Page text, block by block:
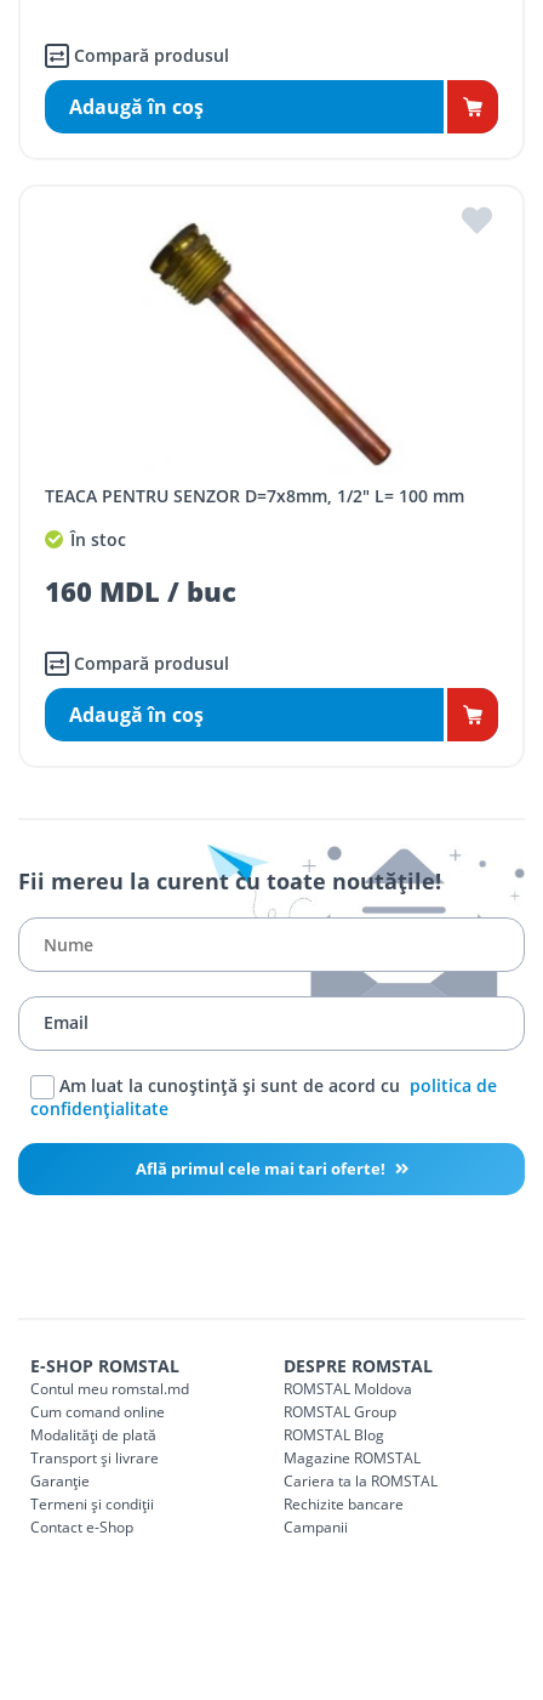
Compară produsul
Adaugă în coş
TEACA PENTRU SENZOR D=7x8mm, 1/2" L= 100 mm
În stoc
160 MDL / buc
Compară produsul
Adaugă în coş
Fii mereu la curent cu toate noutățile!
Am luat la cunoștință și sunt de acord cu politica de
confidențialitate
Află primul cele mai tari oferte!
E-SHOP ROMSTAL
Contul meu romstal.md
Cum comand online
Modalități de plată
Transport și livrare
Garanție
Termeni și condiții
Contact e-Shop
DESPRE ROMSTAL
ROMSTAL Moldova
ROMSTAL Group
ROMSTAL Blog
Magazine ROMSTAL
Cariera ta la ROMSTAL
Rechizite bancare
Campanii